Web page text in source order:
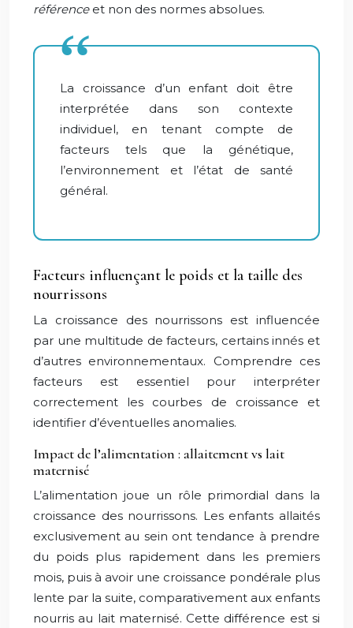
référence et non des normes absolues.
La croissance d’un enfant doit être
interprétée dans son contexte
individuel, en tenant compte de
facteurs tels que la génétique,
l’environnement et l’état de santé
général.
Facteurs influençant le poids et la taille des
nourrissons
La croissance des nourrissons est influencée
par une multitude de facteurs, certains innés et
d’autres environnementaux. Comprendre ces
facteurs est essentiel pour interpréter
correctement les courbes de croissance et
identifier d’éventuelles anomalies.
Impact de l’alimentation : allaitement vs lait
maternisé
L’alimentation joue un rôle primordial dans la
croissance des nourrissons. Les enfants allaités
exclusivement au sein ont tendance à prendre
du poids plus rapidement dans les premiers
mois, puis à avoir une croissance pondérale plus
lente par la suite, comparativement aux enfants
nourris au lait maternisé. Cette différence est si